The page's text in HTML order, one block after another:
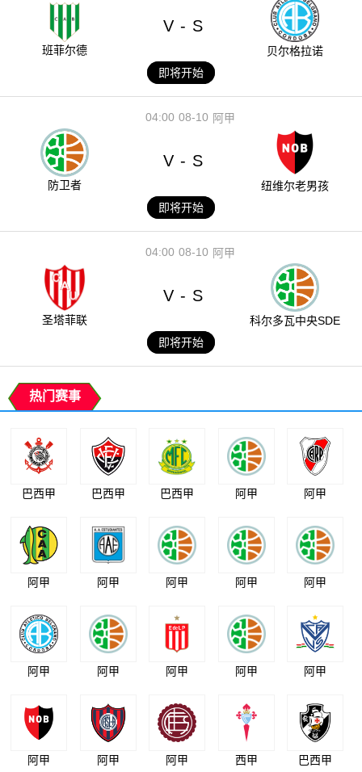
班菲尔德
V - S
贝尔格拉诺
即将开始
08-10
04:00 阿甲
防卫者
V - S
纽维尔老男孩
即将开始
08-10
04:00 阿甲
圣塔菲联
V - S
科尔多瓦中央SDE
即将开始
热门赛事
巴西甲 巴西甲 巴西甲 阿甲 阿甲
阿甲 阿甲 阿甲 阿甲 阿甲
阿甲 阿甲 阿甲 阿甲 阿甲
阿甲 阿甲 阿甲 西甲 巴西甲